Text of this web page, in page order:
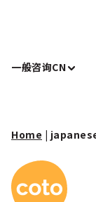
一般咨询CN
Home |
Coto